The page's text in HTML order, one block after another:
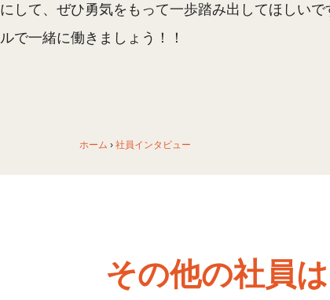
にして、ぜひ勇気をもって一歩踏み出してほしいで
ルで一緒に働きましょう！！
ホーム › 社員インタビュー
その他の社員